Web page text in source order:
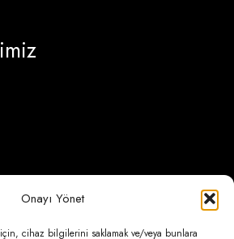
Onayı Yönet
cihaz bilgilerini saklamak ve/veya bunlara